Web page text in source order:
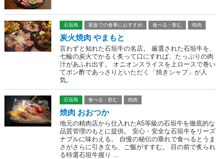
石垣島 家族での食事におすすめ 食べる・飲む 焼肉
炭火焼肉 やまもと
言わずと知れた石垣牛の名店。 厳選された石垣牛を、
七輪の炭火でかるく炙って口にすれば、たっぷりの肉
汁があふれ出す。 オニオンスライスを上ロースで巻い
てポン酢であっさりといただく「焼きシャブ」が人
気。
石垣島 食べる・飲む 焼肉
焼肉 おおつか
地元の精肉店から仕入れたA5等級の石垣牛を徹底的な
品質管理のもとに提供。 安心・安全な石垣牛をリーズ
ナブルに味わえる。 自慢の秘伝の垂れで食べるとうま
さがさらに引き立ち、ご飯がすすむ。 目の前で炙られ
る特選石垣牛握り ...